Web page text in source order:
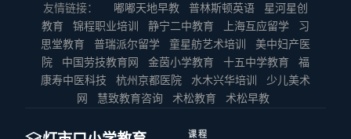
头人，昆明市高中英语名师工作室主持
人，怒江州“兴谷英才支持计划”人才、怒
江州高中英语名师工作站主持人、昆明
市高中教师培训项目首席专家、云南省
普通高中学业水平考试测量评价专家、
员、云南省中小学教材审定委员会委
师，备课组长。曾获官渡区优秀教师称
号，五华区素养作业竞赛一等奖
孙睿敏
云南师范大学附属小学
二届全国名师工作室品牌建设论坛”优秀
教学设计奖，四川省中小学作业设计大
赛一等奖，四川省学校高品质建设活动
暨教育部、省、市名师名校长工作室联
合教研会活动特等奖，四川省中小学英
语名著阅读优质课展评活动一等奖，成
研究与评论》等刊物发表学术论文 20 多
篇，其中人大复印资料全文转载3篇,发表
教学参考文章 50 多篇,主编《高中英语
综合指导》《初中英语总复习》等教辅
用书7部;教学成果“学本英语”获苏州市基
础教育教学成果评选一等奖、“ 普通高中
学生个性化素养学程”获江苏省基础教育
友情链接： 嘟嘟天地早教 普林斯顿英语
星河星创
教育
锦程职业培训 静宁二中教育 上海互应留学
习
思堂教育
普瑞派尔留学 童星舫艺术培训
美中妇产医
院
中国劳技教育网 金茵小学教育 十五中学教育
福
康寿中医科技
杭州京都医院 水木兴华培训
少儿美术
网
慧致教育咨询 术松教育 术松早教
课程